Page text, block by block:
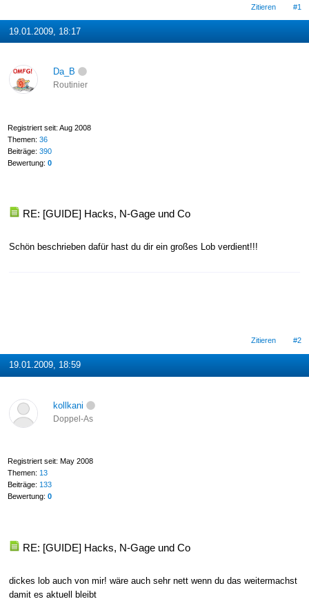
Zitieren #1
19.01.2009, 18:17
Da_B
Routinier
Registriert seit: Aug 2008
Themen: 36
Beiträge: 390
Bewertung: 0
RE: [GUIDE] Hacks, N-Gage und Co
Schön beschrieben dafür hast du dir ein großes Lob verdient!!!
Zitieren #2
19.01.2009, 18:59
kollkani
Doppel-As
Registriert seit: May 2008
Themen: 13
Beiträge: 133
Bewertung: 0
RE: [GUIDE] Hacks, N-Gage und Co
dickes lob auch von mir! wäre auch sehr nett wenn du das weitermachst
damit es aktuell bleibt